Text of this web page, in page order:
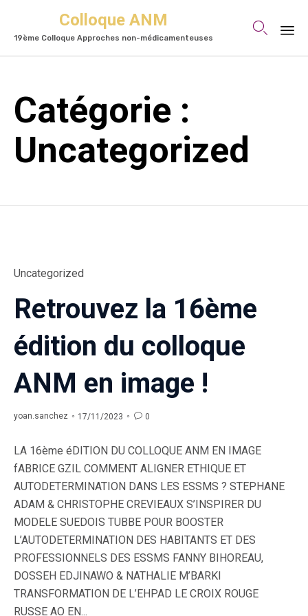
Colloque ANM
19ème Colloque Approches non-médicamenteuses

Catégorie :
Uncategorized
Category
Uncategorized
Retrouvez la 16ème
édition du colloque
ANM en image !
yoan.sanchez 17/11/2023  0
LA 16ème éDITION DU COLLOQUE ANM EN IMAGE
fABRICE GZIL COMMENT ALIGNER ETHIQUE ET
AUTODETERMINATION DANS LES ESSMS ? STEPHANE
ADAM & CHRISTOPHE CREVIEAUX S’INSPIRER DU
MODELE SUEDOIS TUBBE POUR BOOSTER
L’AUTODETERMINATION DES HABITANTS ET DES
PROFESSIONNELS DES ESSMS FANNY BIHOREAU,
DOSSEH EDJINAWO & NATHALIE M’BARKI
TRANSFORMATION DE L’EHPAD LE CROIX ROUGE
RUSSE AO EN...